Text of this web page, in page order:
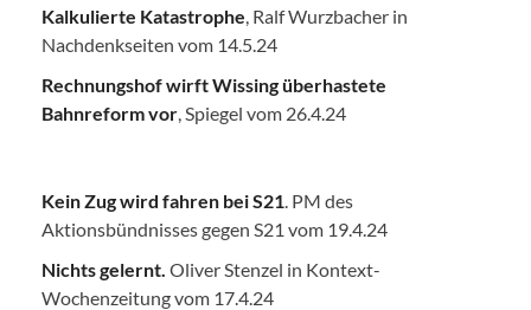
Kalkulierte Katastrophe, Ralf Wurzbacher in
Nachdenkseiten vom 14.5.24
Rechnungshof wirft Wissing überhastete
Bahnreform vor, Spiegel vom 26.4.24
Kein Zug wird fahren bei S21. PM des
Aktionsbündnisses gegen S21 vom 19.4.24
Nichts gelernt. Oliver Stenzel in Kontext-
Wochenzeitung vom 17.4.24